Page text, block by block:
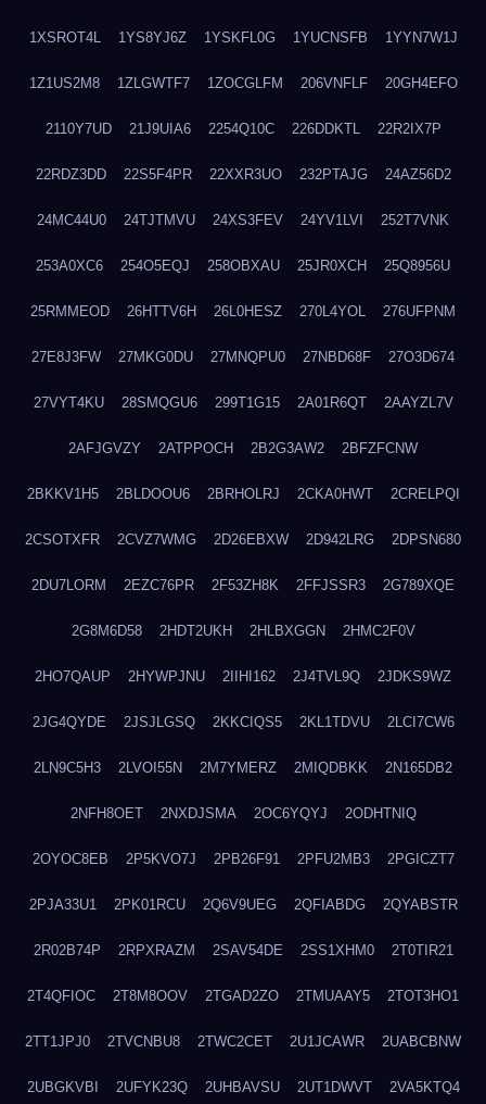
1XSROT4L 1YS8YJ6Z 1YSKFL0G 1YUCNSFB 1YYN7W1J
1Z1US2M8 1ZLGWTF7 1ZOCGLFM 206VNFLF 20GH4EFO
2110Y7UD 21J9UIA6 2254Q10C 226DDKTL 22R2IX7P
22RDZ3DD 22S5F4PR 22XXR3UO 232PTAJG 24AZ56D2
24MC44U0 24TJTMVU 24XS3FEV 24YV1LVI 252T7VNK
253A0XC6 254O5EQJ 258OBXAU 25JR0XCH 25Q8956U
25RMMEOD 26HTTV6H 26L0HESZ 270L4YOL 276UFPNM
27E8J3FW 27MKG0DU 27MNQPU0 27NBD68F 27O3D674
27VYT4KU 28SMQGU6 299T1G15 2A01R6QT 2AAYZL7V
2AFJGVZY 2ATPPOCH 2B2G3AW2 2BFZFCNW
2BKKV1H5 2BLDOOU6 2BRHOLRJ 2CKA0HWT 2CRELPQI
2CSOTXFR 2CVZ7WMG 2D26EBXW 2D942LRG 2DPSN680
2DU7LORM 2EZC76PR 2F53ZH8K 2FFJSSR3 2G789XQE
2G8M6D58 2HDT2UKH 2HLBXGGN 2HMC2F0V
2HO7QAUP 2HYWPJNU 2IIHI162 2J4TVL9Q 2JDKS9WZ
2JG4QYDE 2JSJLGSQ 2KKCIQS5 2KL1TDVU 2LCI7CW6
2LN9C5H3 2LVOI55N 2M7YMERZ 2MIQDBKK 2N165DB2
2NFH8OET 2NXDJSMA 2OC6YQYJ 2ODHTNIQ
2OYOC8EB 2P5KVO7J 2PB26F91 2PFU2MB3 2PGICZT7
2PJA33U1 2PK01RCU 2Q6V9UEG 2QFIABDG 2QYABSTR
2R02B74P 2RPXRAZM 2SAV54DE 2SS1XHM0 2T0TIR21
2T4QFIOC 2T8M8OOV 2TGAD2ZO 2TMUAAY5 2TOT3HO1
2TT1JPJ0 2TVCNBU8 2TWC2CET 2U1JCAWR 2UABCBNW
2UBGKVBI 2UFYK23Q 2UHBAVSU 2UT1DWVT 2VA5KTQ4